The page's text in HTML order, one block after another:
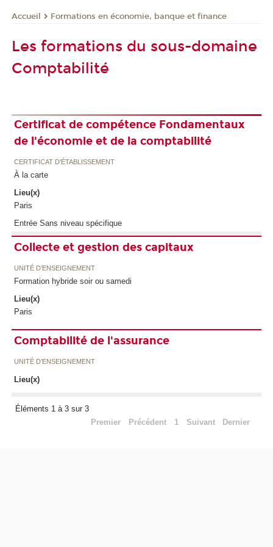
Accueil Formations en économie, banque et finance
Les formations du sous-domaine
Comptabilité
Certificat de compétence Fondamentaux
de l'économie et de la comptabilité
CERTIFICAT D'ÉTABLISSEMENT
À la carte
Lieu(x)
Paris
Entrée Sans niveau spécifique
Collecte et gestion des capitaux
UNITÉ D’ENSEIGNEMENT
Formation hybride soir ou samedi
Lieu(x)
Paris
Comptabilité de l'assurance
UNITÉ D’ENSEIGNEMENT
Lieu(x)
Éléments 1 à 3 sur 3
Premier
Précédent 1 Suivant Dernier